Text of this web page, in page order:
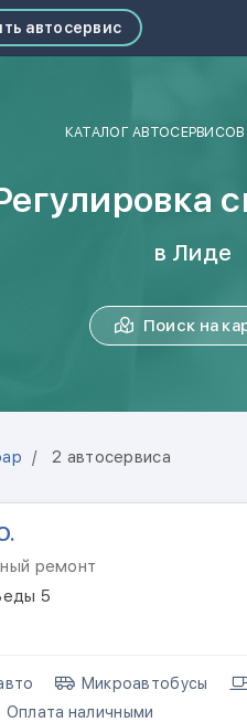
автосервис
КАТАЛОГ АВТОСЕРВИСОВ
в Лиде
Поиск на
2 автосервиса
ремонт
5
Микроавтобусы
Оплата наличными